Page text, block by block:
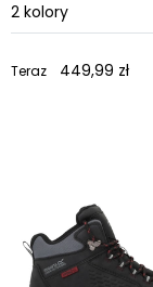
2 kolory
Teraz 449,99 zł